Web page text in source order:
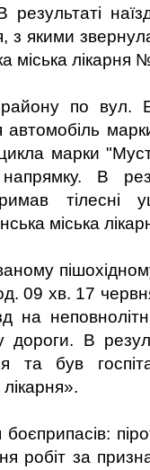
з якими
міська лікарня
по вул.
марки
В
тілесні
міська
09 хв. 17
на
В
та був
робіт за